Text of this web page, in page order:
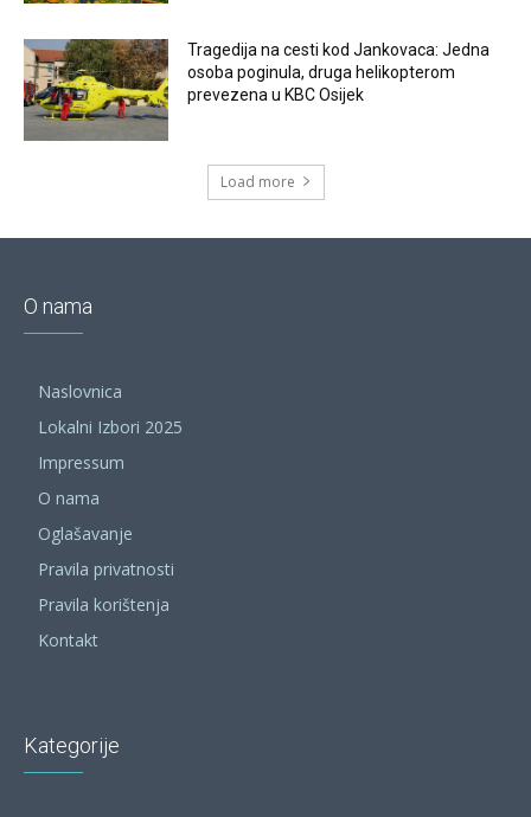
Tragedija na cesti kod Jankovaca: Jedna
osoba poginula, druga helikopterom
prevezena u KBC Osijek
Load more
O nama
Naslovnica
Lokalni Izbori 2025
Impressum
O nama
Oglašavanje
Pravila privatnosti
Pravila korištenja
Kontakt
Kategorije